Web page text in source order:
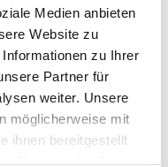
Medien anbieten
Website zu
zu Ihrer
Partner für
weiter. Unsere
möglicherweise mit
ihnen bereitgestellt
bitte